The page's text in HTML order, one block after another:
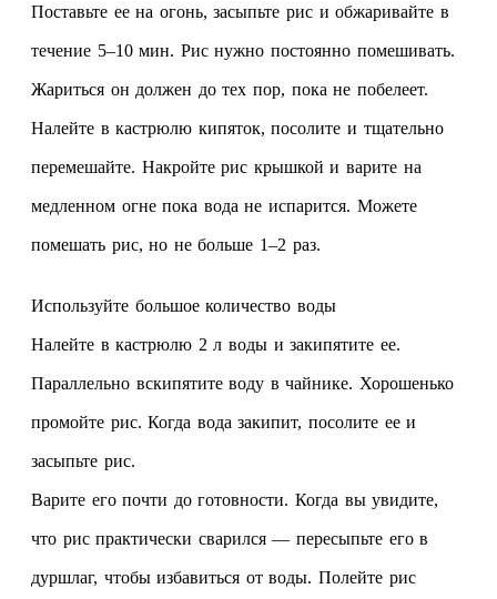
Поставьте ее на огонь, засыпьте рис и обжаривайте в
течение 5–10 мин. Рис нужно постоянно помешивать.
Жариться он должен до тех пор, пока не побелеет.
Налейте в кастрюлю кипяток, посолите и тщательно
перемешайте. Накройте рис крышкой и варите на
медленном огне пока вода не испарится. Можете
помешать рис, но не больше 1–2 раз.
Используйте большое количество воды
Налейте в кастрюлю 2 л воды и закипятите ее.
Параллельно вскипятите воду в чайнике. Хорошенько
промойте рис. Когда вода закипит, посолите ее и
засыпьте рис.
Варите его почти до готовности. Когда вы увидите,
что рис практически сварился — пересыпьте его в
дуршлаг, чтобы избавиться от воды. Полейте рис